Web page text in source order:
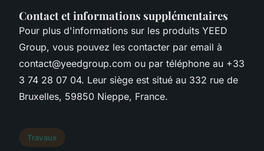
Contact et informations supplémentaires
Pour plus d'informations sur les produits YEED
Group, vous pouvez les contacter par email à
contact@yeedgroup.com ou par téléphone au +33
3 74 28 07 04. Leur siège est situé au 332 rue de
Bruxelles, 59850 Nieppe, France.
Travaux